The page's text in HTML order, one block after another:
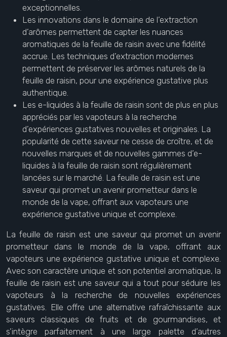
exceptionnelles.
Les innovations dans le domaine de l’extraction
d’arômes permettent de capter les nuances
aromatiques de la feuille de raisin avec une fidélité
accrue. Les techniques d’extraction modernes
permettent de préserver les arômes naturels de la
feuille de raisin, pour une expérience gustative plus
authentique.
Les e-liquides à la feuille de raisin sont de plus en plus
appréciés par les vapoteurs à la recherche
d’expériences gustatives nouvelles et originales. La
popularité de cette saveur ne cesse de croître, et de
nouvelles marques et de nouvelles gammes d’e-
liquides à la feuille de raisin sont régulièrement
lancées sur le marché. La feuille de raisin est une
saveur qui promet un avenir prometteur dans le
monde de la vape, offrant aux vapoteurs une
expérience gustative unique et complexe.
La feuille de raisin est une saveur qui promet un avenir
prometteur dans le monde de la vape, offrant aux
vapoteurs une expérience gustative unique et complexe.
Avec son caractère unique et son potentiel aromatique, la
feuille de raisin est une saveur qui a tout pour séduire les
vapoteurs à la recherche de nouvelles expériences
gustatives. Elle offre une alternative rafraîchissante aux
saveurs classiques de fruits et de gourmandises, et
s’intègre parfaitement à une large palette d’autres